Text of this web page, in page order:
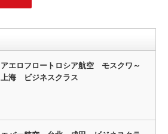
アエロフロートロシア航空 モスクワ～
上海 ビジネスクラス